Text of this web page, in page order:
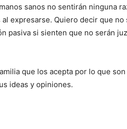
sanos no sentirán ninguna
expresarse. Quiero decir que no
pasiva si sienten que no serán
que los acepta por lo que
ideas y opiniones.